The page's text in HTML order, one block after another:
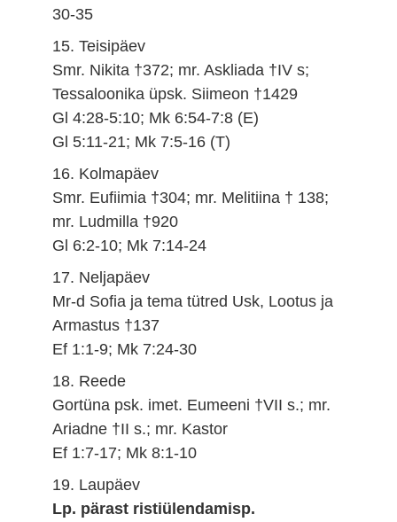
30-35
15. Teisipäev
Smr. Nikita †372; mr. Askliada †IV s;
Tessaloonika üpsk. Siimeon †1429
Gl 4:28-5:10; Mk 6:54-7:8 (E)
Gl 5:11-21; Mk 7:5-16 (T)
16. Kolmapäev
Smr. Eufiimia †304; mr. Melitiina † 138;
mr. Ludmilla †920
Gl 6:2-10; Mk 7:14-24
17. Neljapäev
Mr-d Sofia ja tema tütred Usk, Lootus ja
Armastus †137
Ef 1:1-9; Mk 7:24-30
18. Reede
Gortüna psk. imet. Eumeeni †VII s.; mr.
Ariadne †II s.; mr. Kastor
Ef 1:7-17; Mk 8:1-10
19. Laupäev
Lp. pärast ristiülendamisp.